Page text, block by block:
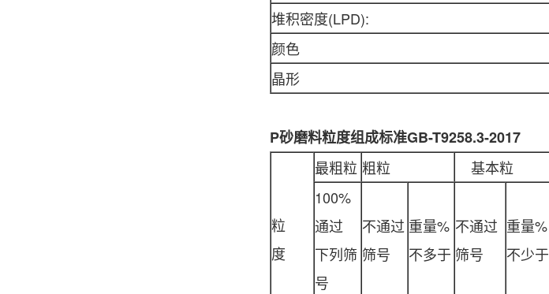
堆积密度(LPD):
颜色
晶形
P砂磨料粒度组成标准GB-T9258.3-2017
粒
度
最粗粒 粗粒 基本粒
100%
通过
下列筛
号
不通过
筛号
重量%
不多于
不通过
筛号
重量%
不少于